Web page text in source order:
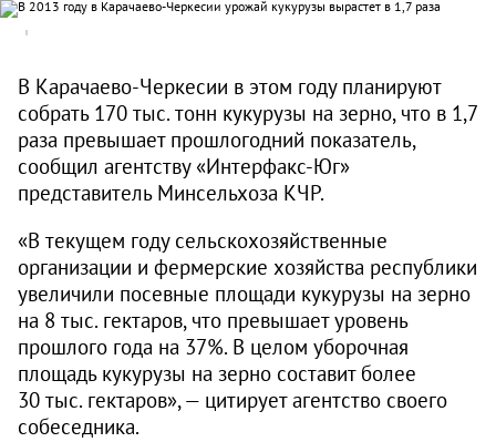
В Карачаево-Черкесии в этом году планируют
собрать 170 тыс. тонн кукурузы на зерно, что в 1,7
раза превышает прошлогодний показатель,
сообщил агентству «Интерфакс-Юг»
представитель Минсельхоза КЧР.
«В текущем году сельскохозяйственные
организации и фермерские хозяйства республики
увеличили посевные площади кукурузы на зерно
на 8 тыс. гектаров, что превышает уровень
прошлого года на 37%. В целом уборочная
площадь кукурузы на зерно составит более
30 тыс. гектаров», — цитирует агентство своего
собеседника.